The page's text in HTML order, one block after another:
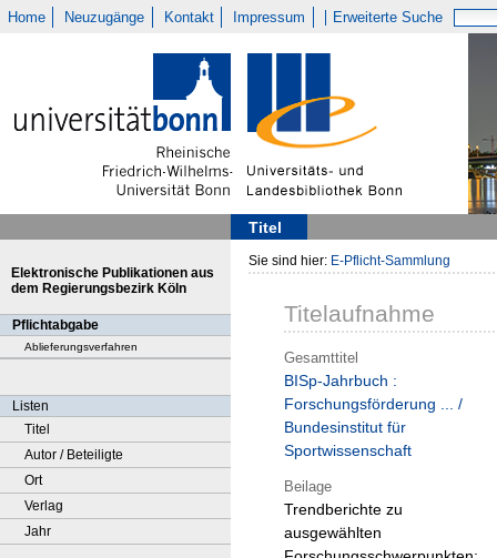
Home Neuzugänge Kontakt Impressum Erweiterte Suche
Titel
Elektronische Publikationen aus
dem Regierungsbezirk Köln
Pflichtabgabe
Ablieferungsverfahren
Listen
Titel
Autor / Beteiligte
Ort
Verlag
Jahr
Sie sind hier: E-Pflicht-Sammlung
Titelaufnahme
Gesamttitel
BISp-Jahrbuch :
Forschungsförderung ... /
Bundesinstitut für
Sportwissenschaft
Beilage
Trendberichte zu
ausgewählten